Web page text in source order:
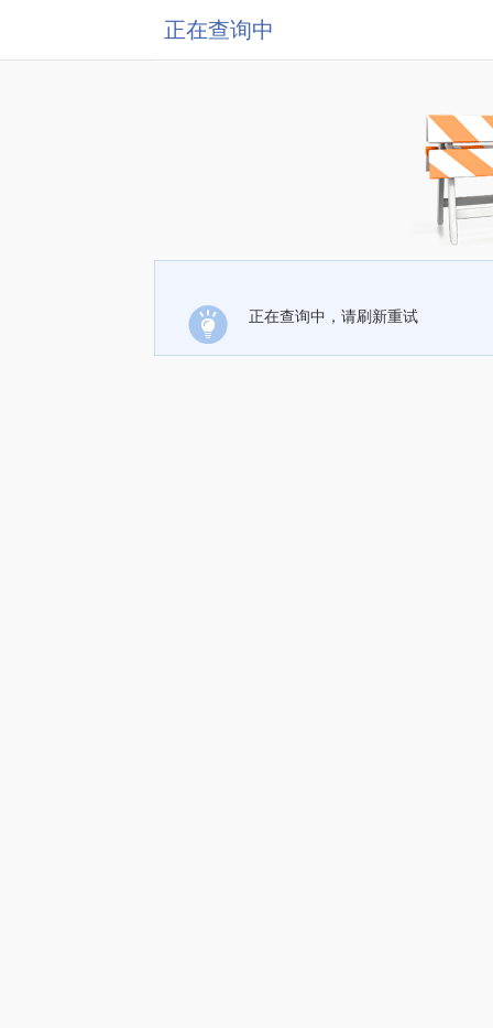
正在查询中
正在查询中，请刷新重试